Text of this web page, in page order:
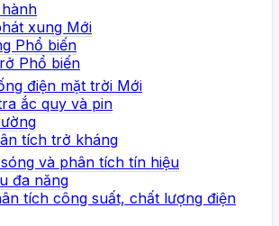
xung
điện mặt trời
ắc quy và pin
tích trở kháng
và phân tích tín hiệu
đa năng
tích công suất, chất lượng điện